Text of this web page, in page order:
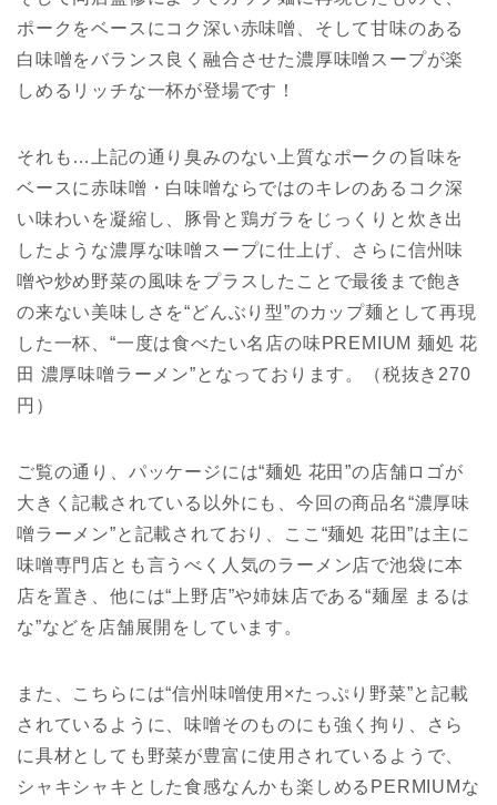
ポークをベースにコク深い赤味噌、そして甘味のある
白味噌をバランス良く融合させた濃厚味噌スープが楽
しめるリッチな一杯が登場です！
それも…上記の通り臭みのない上質なポークの旨味を
ベースに赤味噌・白味噌ならではのキレのあるコク深
い味わいを凝縮し、豚骨と鶏ガラをじっくりと炊き出
したような濃厚な味噌スープに仕上げ、さらに信州味
噌や炒め野菜の風味をプラスしたことで最後まで飽き
の来ない美味しさを“どんぶり型”のカップ麺として再現
した一杯、“一度は食べたい名店の味PREMIUM 麺処 花
田 濃厚味噌ラーメン”となっております。（税抜き270
円）
ご覧の通り、パッケージには“麺処 花田”の店舗ロゴが
大きく記載されている以外にも、今回の商品名“濃厚味
噌ラーメン”と記載されており、ここ“麺処 花田”は主に
味噌専門店とも言うべく人気のラーメン店で池袋に本
店を置き、他には“上野店”や姉妹店である“麺屋 まるは
な”などを店舗展開をしています。
また、こちらには“信州味噌使用×たっぷり野菜”と記載
されているように、味噌そのものにも強く拘り、さら
に具材としても野菜が豊富に使用されているようで、
シャキシャキとした食感なんかも楽しめるPERMIUMな